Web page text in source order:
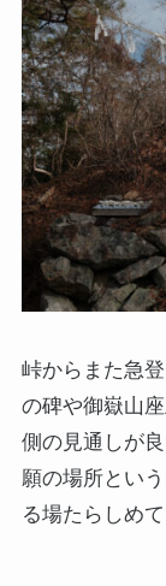
峠からまた急
の碑や御嶽山
側の見通しが
願の場所とい
る場たらしめ